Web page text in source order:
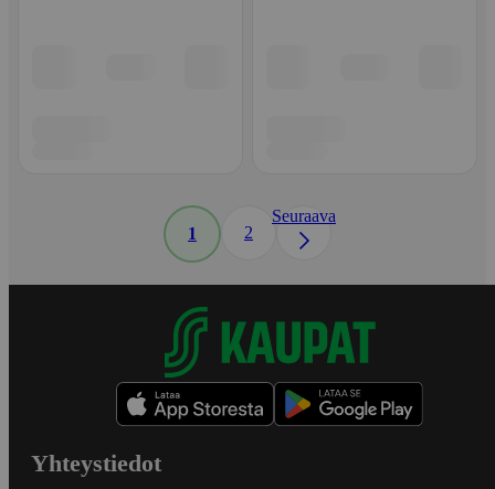
1 2
Seuraava
Yhteystiedot